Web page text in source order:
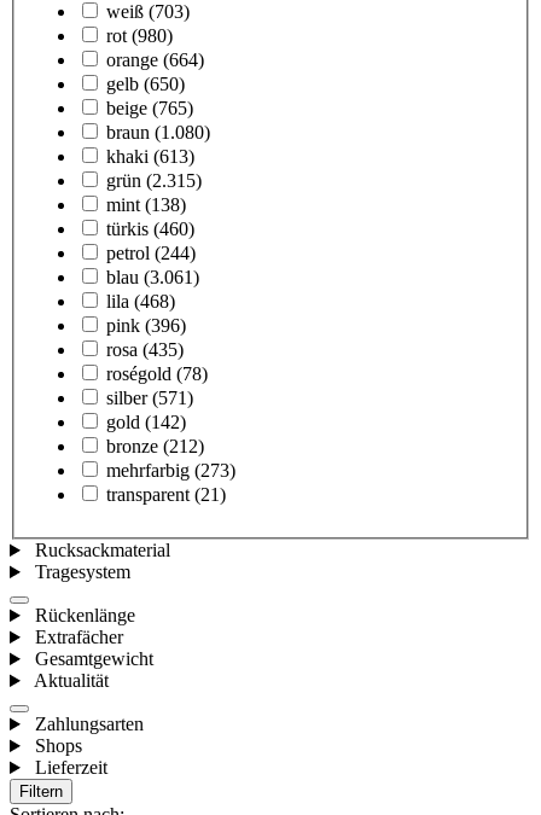
weiß (703)
rot (980)
orange (664)
gelb (650)
beige (765)
braun (1.080)
khaki (613)
grün (2.315)
mint (138)
türkis (460)
petrol (244)
blau (3.061)
lila (468)
pink (396)
rosa (435)
roségold (78)
silber (571)
gold (142)
bronze (212)
mehrfarbig (273)
transparent (21)
Rucksackmaterial
Tragesystem
Rückenlänge
Extrafächer
Gesamtgewicht
Aktualität
Zahlungsarten
Shops
Lieferzeit
Filtern